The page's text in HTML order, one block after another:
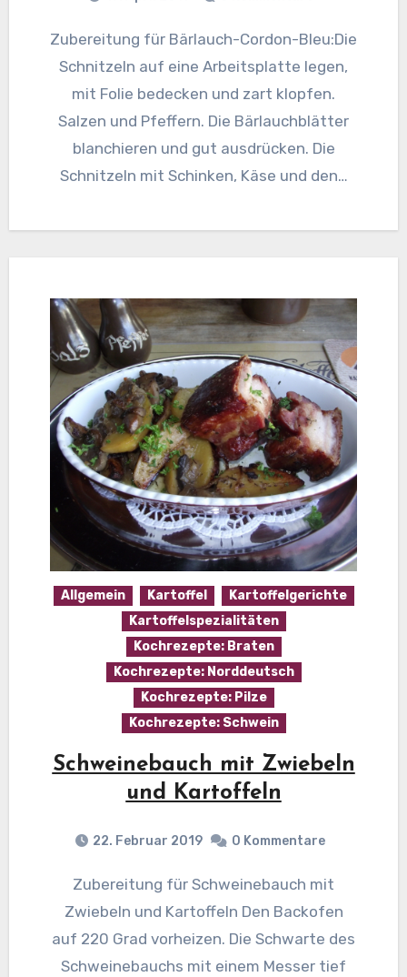
Zubereitung für Bärlauch-Cordon-Bleu:Die
Schnitzeln auf eine Arbeitsplatte legen,
mit Folie bedecken und zart klopfen.
Salzen und Pfeffern. Die Bärlauchblätter
blanchieren und gut ausdrücken. Die
Schnitzeln mit Schinken, Käse und den…
Allgemein Kartoffel
Kartoffelgerichte
Kartoffelspezialitäten
Kochrezepte: Braten
Kochrezepte: Norddeutsch
Kochrezepte: Pilze
Kochrezepte: Schwein
Schweinebauch mit Zwiebeln
und Kartoffeln
22. Februar 2019 0 Kommentare
Zubereitung für Schweinebauch mit
Zwiebeln und Kartoffeln Den Backofen
auf 220 Grad vorheizen. Die Schwarte des
Schweinebauchs mit einem Messer tief